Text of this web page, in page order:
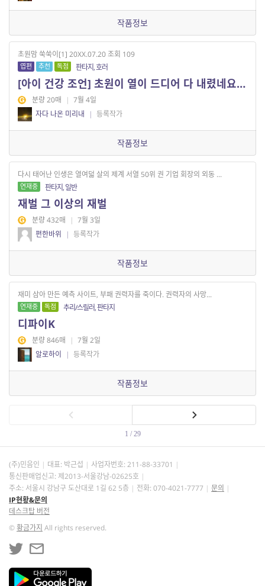
작품정보
초원맘 쑥쑥이[1] 20XX.07.20 조회 109
엽편 추천 독점 판타지, 호러
[아이 건강 조언] 초원이 열이 드디어 다 내렸네요ㅜㅜ
분량 20매 | 7월 4일
자다 나온 미리내
| 등록작가
작품정보
다시 태어난 인생은 열여덟 살의 제계 서열 50위 권 기업 회장의 외동 ...
연재중 판타지, 일반
재벌 그 이상의 재벌
분량 432매 | 7월 3일
편한바위
| 등록작가
작품정보
재미 삼아 만든 예측 사이트, 부패 권력자를 죽이다. 권력자의 사망...
연재중 독점 추리/스릴러, 판타지
디파이K
분량 846매 | 7월 2일
알로하이
| 등록작가
작품정보
1 / 29
(주)민음인 대표: 박근섭 사업자번호: 211-88-33701
통신판매업신고: 제2013-서울강남-02625호
주소: 서울시 강남구 도산대로 1길 62 5층
전화: 070-4021-7777
문의
IP현황&문의
데스크탑 버전
©황금가지 All rights reserved.